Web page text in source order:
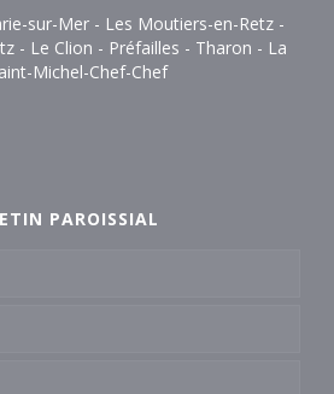
sur-Mer - Les Moutiers-en-Retz -
- Le Clion - Préfailles - Tharon - La
Michel-Chef-Chef
PAROISSIAL